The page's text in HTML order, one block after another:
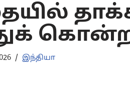
இந்தியா